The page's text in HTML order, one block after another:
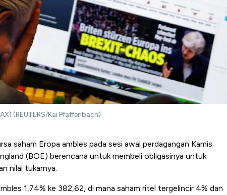
(REUTERS/Kai Pfaffenbach)
saham Eropa ambles pada sesi awal perdagangan Kamis
(BOE) berencana untuk membeli obligasinya untuk
nilai tukarnya.
1,74% ke 382,62, di mana saham ritel tergelincir 4% dan